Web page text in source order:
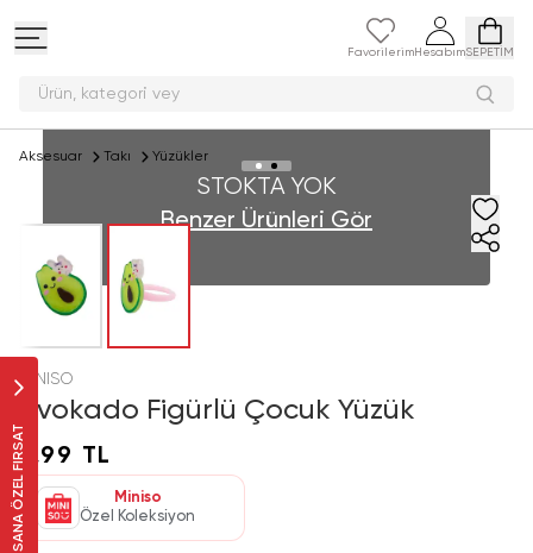
Favorilerim HesabımSEPETİM
Ürün, kategori
SANA ÖZEL FIRSAT
Aksesuar Takı Yüzükler
STOKTA YOK
Benzer Ürünleri Gör
MINISO
Avokado Figürlü Çocuk Yüzük
9,99 TL
Miniso
Özel Koleksiyon